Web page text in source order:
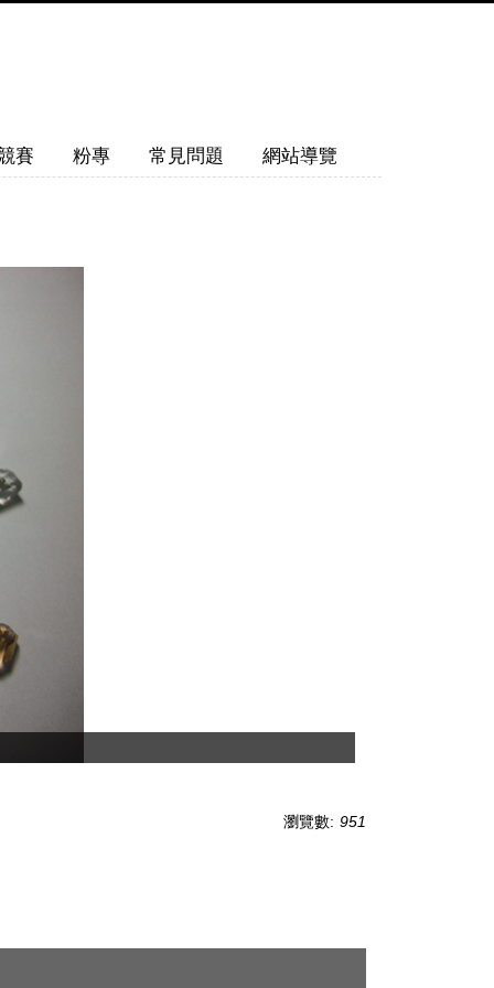
賽 粉專 常見問題 網站導覽
瀏覽數: 951